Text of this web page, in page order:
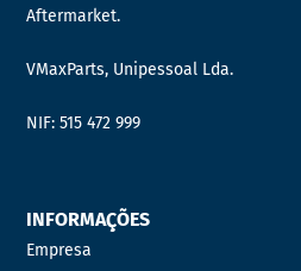
Aftermarket.
VMaxParts, Unipessoal Lda.
NIF: 515 472 999
INFORMAÇÕES
Empresa